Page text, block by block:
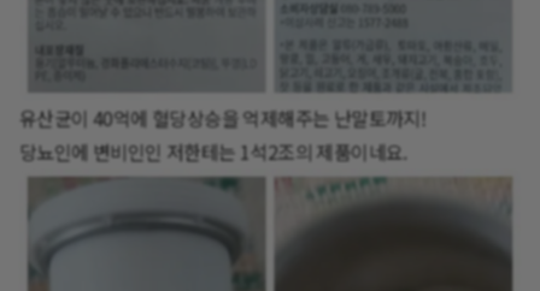
유산균이 40억에 혈당상승을 억제해주는 난말토까지!
당뇨인에 변비인인 저한테는 1석2조의 제품이네요.